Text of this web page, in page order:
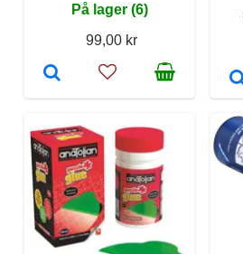
På lager (6)
99,00 kr